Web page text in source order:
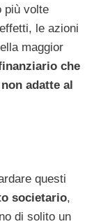
più volte
le azioni
maggior
che
adatte al
questi
societario,
di solito un